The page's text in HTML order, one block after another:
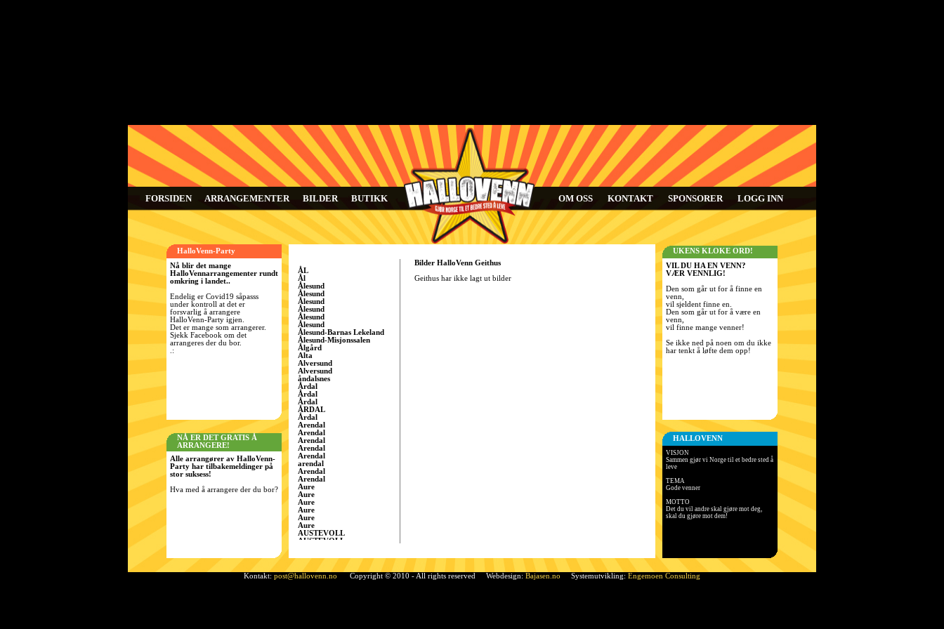
FORSIDEN ARRANGEMENTER BILDER BUTIKK OM OSS KONTAKT SPONSORER LOGG INN
HalloVenn-Party
Nå blir det mange
HalloVennarrangementer rundt
omkring i landet..
Endelig er Covid19 såpasss
under kontroll at det er
forsvarlig å arrangere
HalloVenn-Party igjen.
Det er mange som arrangerer.
Sjekk Facebook om det
arrangeres der du bor.
.:
NÅ ER DET GRATIS Å
ARRANGERE!
Alle arrangører av HalloVenn-
Party har tilbakemeldinger på
stor suksess!
Hva med å arrangere der du bor?
ÅL
Ål
Ålesund
Ålesund
Ålesund
Ålesund
Ålesund
Ålesund
Ålesund-Barnas Lekeland
Ålesund-Misjonssalen
Ålgård
Alta
Alversund
Alversund
åndalsnes
Årdal
Årdal
Årdal
ÅRDAL
Årdal
Arendal
Arendal
Arendal
Arendal
Arendal
arendal
Arendal
Arendal
Aure
Aure
Aure
Aure
Aure
Aure
AUSTEVOLL
AUSTEVOLL
AustrÃ¥tt, Sandnes
Ã…rdal
Bamble
Bilder HalloVenn Geithus
Geithus har ikke lagt ut bilder
UKENS KLOKE ORD!
VIL DU HA EN VENN?
VÆR VENNLIG!
Den som går ut for å finne en
venn,
vil sjeldent finne en.
Den som går ut for å være en
venn,
vil finne mange venner!
Se ikke ned på noen om du ikke
har tenkt å løfte dem opp!
HALLOVENN
VISJON
Sammen gjør vi Norge til et bedre sted å
leve
TEMA
Gode venner
MOTTO
Det du vil andre skal gjøre mot deg,
skal du gjøre mot dem!
Kontakt: post@hallovenn.no Copyright © 2010 - All rights reserved Webdesign: Bajasen.no Systemutvikling: Engemoen Consulting